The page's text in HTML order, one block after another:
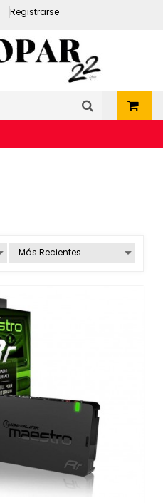
Registrarse